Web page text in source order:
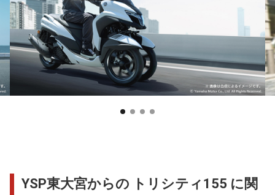
YSP東大宮からの トリシティ155 に関